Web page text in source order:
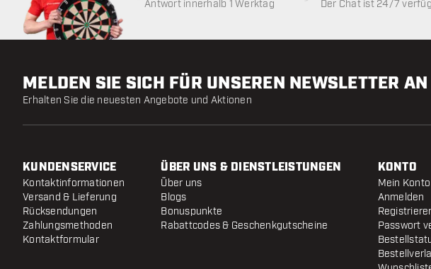
Antwort innerhalb 1 Werktag
Der Chat ist 24/7
MELDEN SIE SICH FÜR UNSEREN NEWSLETTER AN
Erhalten Sie die neuesten Angebote und Aktionen
KUNDENSERVICE
Kontaktinformationen
Versand & Lieferung
Rücksendungen
Zahlungsmethoden
Kontaktformular
ÜBER UNS & DIENSTLEISTUNGEN
Über uns
Blogs
Bonuspunkte
Rabattcodes & Geschenkgutscheine
KONTO
Mein Konto
Anmelden
Passwort